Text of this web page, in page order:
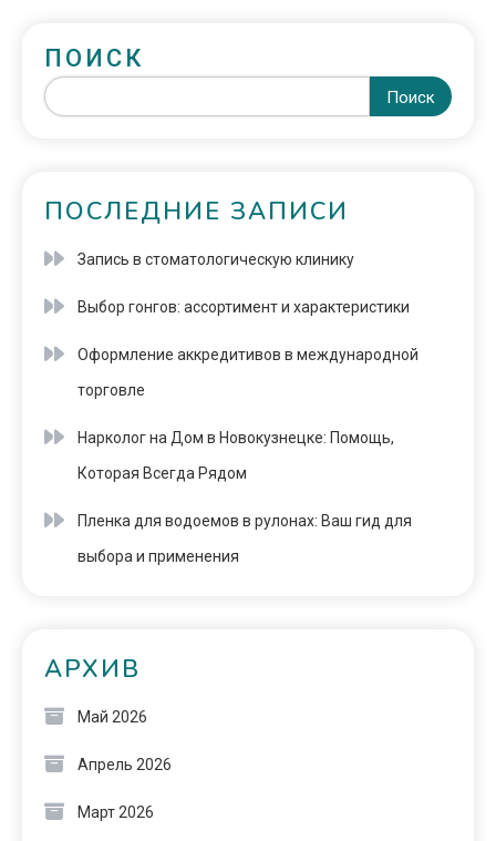
ПОИСК
Поиск
ПОСЛЕДНИЕ ЗАПИСИ
Запись в стоматологическую клинику
Выбор гонгов: ассортимент и характеристики
Оформление аккредитивов в международной
торговле
Нарколог на Дом в Новокузнецке: Помощь,
Которая Всегда Рядом
Пленка для водоемов в рулонах: Ваш гид для
выбора и применения
АРХИВ
Май 2026
Апрель 2026
Март 2026